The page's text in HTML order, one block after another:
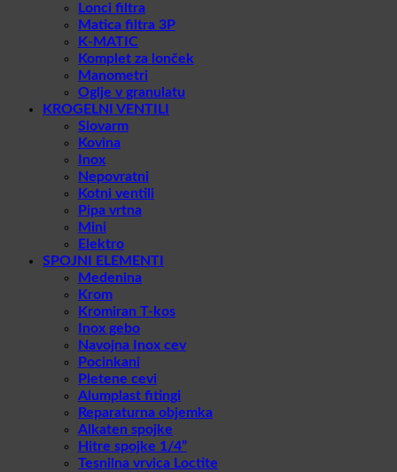
Lonci filtra
Matica filtra 3P
K-MATIC
Komplet za lonček
Manometri
Oglje v granulatu
KROGELNI VENTILI
Slovarm
Kovina
Inox
Nepovratni
Kotni ventili
Pipa vrtna
Mini
Elektro
SPOJNI ELEMENTI
Medenina
Krom
Kromiran T-kos
Inox gebo
Navojna Inox cev
Pocinkani
Pletene cevi
Alumplast fitingi
Reparaturna objemka
Alkaten spojke
Hitre spojke 1/4”
Tesnilna vrvica Loctite